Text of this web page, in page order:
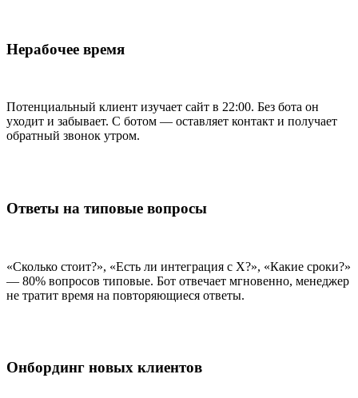
Нерабочее время
Потенциальный клиент изучает сайт в 22:00. Без бота он
уходит и забывает. С ботом — оставляет контакт и получает
обратный звонок утром.
Ответы на типовые вопросы
«Сколько стоит?», «Есть ли интеграция с X?», «Какие сроки?»
— 80% вопросов типовые. Бот отвечает мгновенно, менеджер
не тратит время на повторяющиеся ответы.
Онбординг новых клиентов